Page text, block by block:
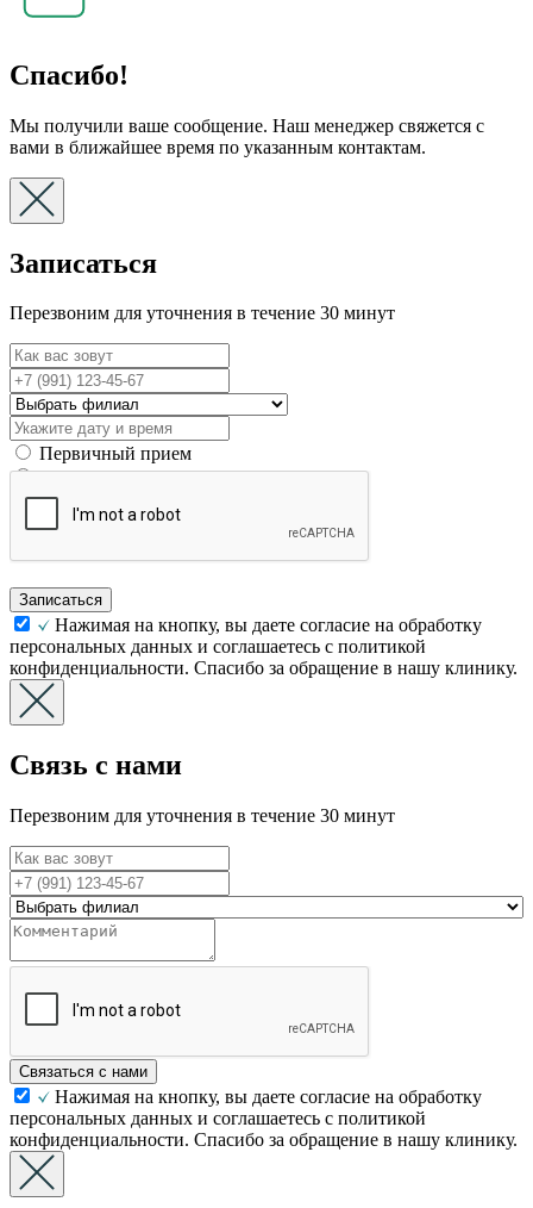
Спасибо!
Мы получили ваше сообщение. Наш менеджер свяжется с
вами в ближайшее время по указанным контактам.
Записаться
Перезвоним для уточнения в течение 30 минут
Первичный прием
Вторичный прием
Записаться
Нажимая на кнопку, вы даете согласие на обработку
персональных данных и соглашаетесь с политикой
конфиденциальности. Спасибо за обращение в нашу клинику.
Связь с нами
Перезвоним для уточнения в течение 30 минут
Связаться с нами
Нажимая на кнопку, вы даете согласие на обработку
персональных данных и соглашаетесь с политикой
конфиденциальности. Спасибо за обращение в нашу клинику.